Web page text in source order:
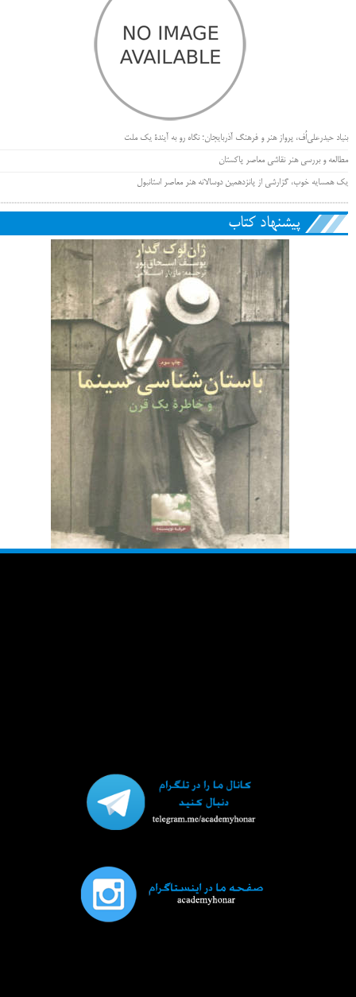
بنیاد حیدرعلی‌اُف، پرواز هنر و فرهنگ آذربایجان؛ نگاه رو به آیندۀ یک ملت
مطالعه و بررسی هنر نقاشی معاصر پاکستان
یک همسایه خوب، گزارشی از پانزدهمین دوسالانه هنر معاصر استانبول
پیشنهاد کتاب